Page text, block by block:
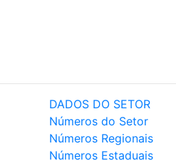
DADOS DO SETOR
Números do Setor
Números Regionais
Números Estaduais